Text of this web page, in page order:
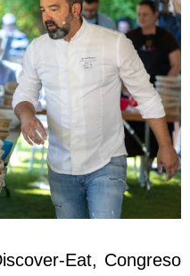
Eat, Congreso